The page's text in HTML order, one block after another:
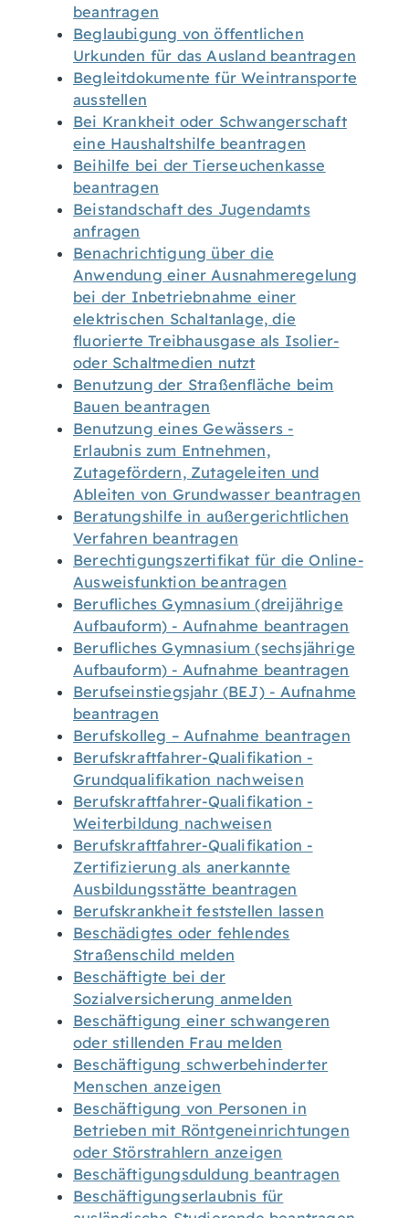
beantragen
Beglaubigung von öffentlichen
Urkunden für das Ausland beantragen
Begleitdokumente für Weintransporte
ausstellen
Bei Krankheit oder Schwangerschaft
eine Haushaltshilfe beantragen
Beihilfe bei der Tierseuchenkasse
beantragen
Beistandschaft des Jugendamts
anfragen
Benachrichtigung über die
Anwendung einer Ausnahmeregelung
bei der Inbetriebnahme einer
elektrischen Schaltanlage, die
fluorierte Treibhausgase als Isolier-
oder Schaltmedien nutzt
Benutzung der Straßenfläche beim
Bauen beantragen
Benutzung eines Gewässers -
Erlaubnis zum Entnehmen,
Zutagefördern, Zutageleiten und
Ableiten von Grundwasser beantragen
Beratungshilfe in außergerichtlichen
Verfahren beantragen
Berechtigungszertifikat für die Online-
Ausweisfunktion beantragen
Berufliches Gymnasium (dreijährige
Aufbauform) - Aufnahme beantragen
Berufliches Gymnasium (sechsjährige
Aufbauform) - Aufnahme beantragen
Berufseinstiegsjahr (BEJ) - Aufnahme
beantragen
Berufskolleg – Aufnahme beantragen
Berufskraftfahrer-Qualifikation -
Grundqualifikation nachweisen
Berufskraftfahrer-Qualifikation -
Weiterbildung nachweisen
Berufskraftfahrer-Qualifikation -
Zertifizierung als anerkannte
Ausbildungsstätte beantragen
Berufskrankheit feststellen lassen
Beschädigtes oder fehlendes
Straßenschild melden
Beschäftigte bei der
Sozialversicherung anmelden
Beschäftigung einer schwangeren
oder stillenden Frau melden
Beschäftigung schwerbehinderter
Menschen anzeigen
Beschäftigung von Personen in
Betrieben mit Röntgeneinrichtungen
oder Störstrahlern anzeigen
Beschäftigungsduldung beantragen
Beschäftigungserlaubnis für